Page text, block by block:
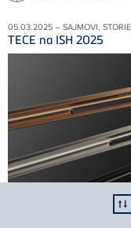
05.03.2025 – SAJMOVI,
TECE na ISH 2025